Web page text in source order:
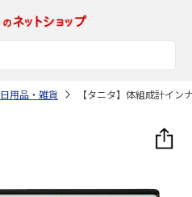
日用品・雑貨 【タニタ】体組成計イ